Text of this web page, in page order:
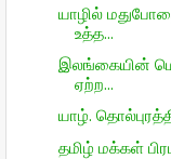
யாழில்
உத்த...
இலங்கையின்
ஏற்ற...
யாழ்.
தமிழ் மக்கள்